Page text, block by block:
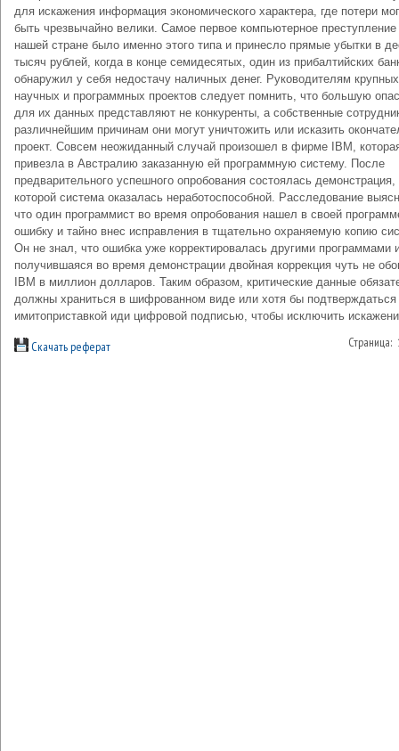
для искажения информация экономического характера, где потери
быть чрезвычайно велики. Самое первое компьютерное преступление
нашей стране было именно этого типа и принесло прямые убытки в
тысяч рублей, когда в конце семидесятых, один из прибалтийских
обнаружил у себя недостачу наличных денег. Руководителям крупных
научных и программных проектов следует помнить, что большую
для их данных представляют не конкуренты, а собственные
различнейшим причинам они могут уничтожить или исказить
проект. Совсем неожиданный случай произошел в фирме IBM,
привезла в Австралию заказанную ей программную систему. После
предварительного успешного опробования состоялась демонстрация,
которой система оказалась неработоспособной. Расследование
что один программист во время опробования нашел в своей
ошибку и тайно внес исправления в тщательно охраняемую копию
Он не знал, что ошибка уже корректировалась другими программами
получившаяся во время демонстрации двойная коррекция чуть не
IBM в миллион долларов. Таким образом, критические данные
должны храниться в шифрованном виде или хотя бы подтверждаться
имитоприставкой иди цифровой подписью, чтобы исключить
Скачать реферат